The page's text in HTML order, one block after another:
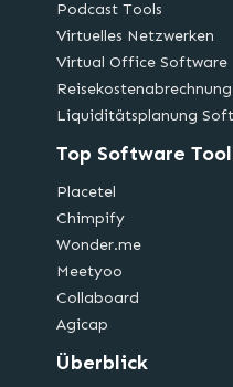
Podcast Tools
Virtuelles Netzwerken
Virtual Office Software
Liquiditätsplanung
Top Software
Placetel
Chimpify
Wonder.me
Meetyoo
Collaboard
Agicap
Überblick